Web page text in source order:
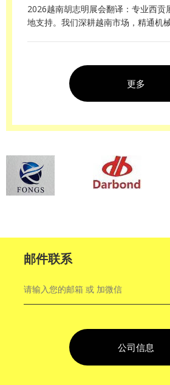
2026越南胡志明展会翻译：专业西贡
地支持。我们深耕越南市场，精通机
更多
邮件联系
公司信息